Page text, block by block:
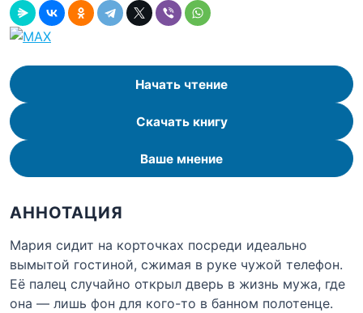
Начать чтение
Скачать книгу
Ваше мнение
АННОТАЦИЯ
Мария сидит на корточках посреди идеально
вымытой гостиной, сжимая в руке чужой телефон.
Её палец случайно открыл дверь в жизнь мужа, где
она — лишь фон для кого-то в банном полотенце.